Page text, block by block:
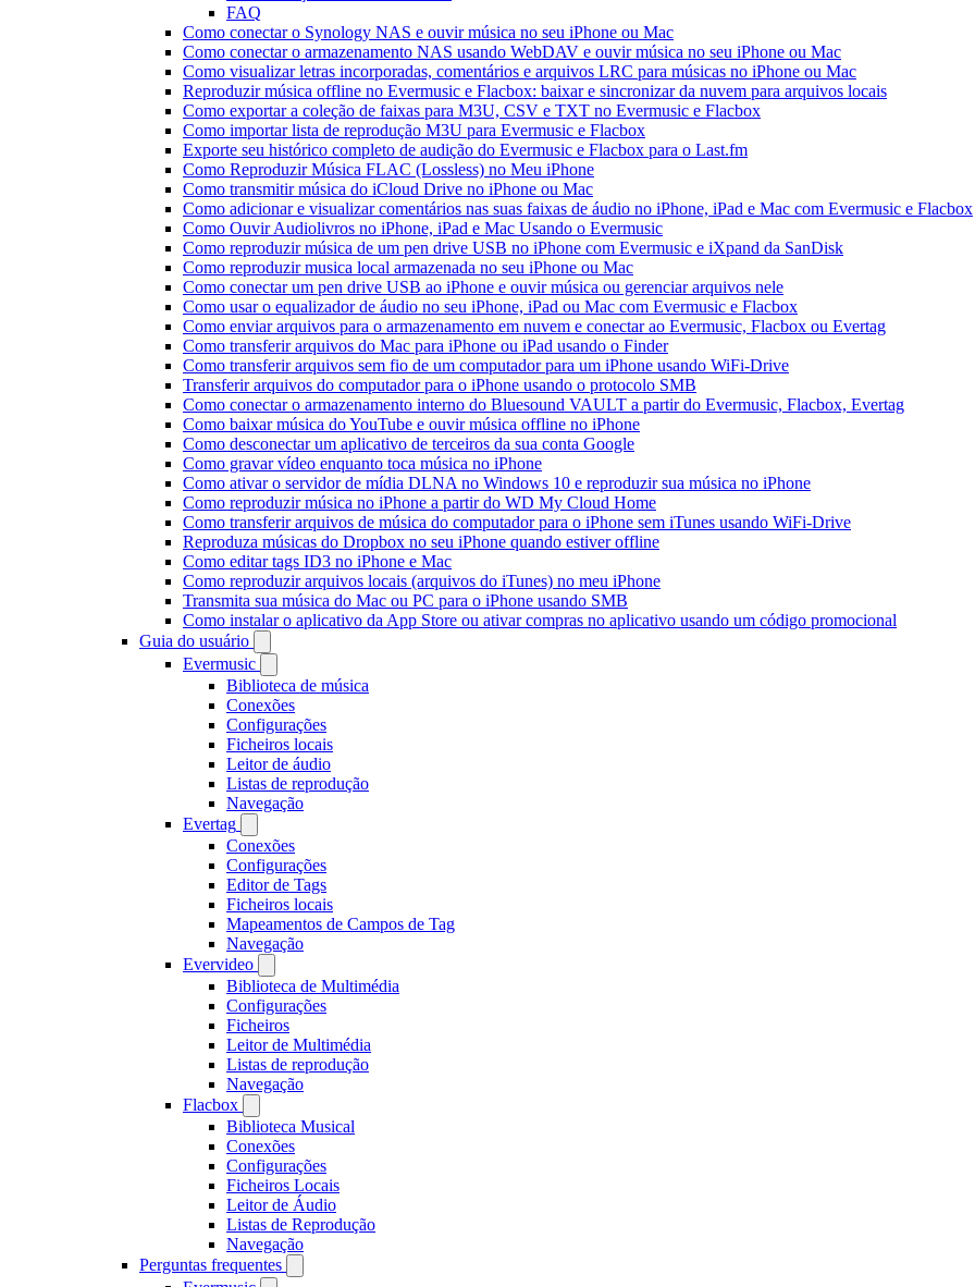
FAQ
Como conectar o Synology NAS e ouvir música no seu iPhone ou Mac
Como conectar o armazenamento NAS usando WebDAV e ouvir música no seu iPhone ou Mac
Como visualizar letras incorporadas, comentários e arquivos LRC para músicas no iPhone ou Mac
Reproduzir música offline no Evermusic e Flacbox: baixar e sincronizar da nuvem para arquivos locais
Como exportar a coleção de faixas para M3U, CSV e TXT no Evermusic e Flacbox
Como importar lista de reprodução M3U para Evermusic e Flacbox
Exporte seu histórico completo de audição do Evermusic e Flacbox para o Last.fm
Como Reproduzir Música FLAC (Lossless) no Meu iPhone
Como transmitir música do iCloud Drive no iPhone ou Mac
Como adicionar e visualizar comentários nas suas faixas de áudio no iPhone, iPad e Mac com Evermusic e Flacbox
Como Ouvir Audiolivros no iPhone, iPad e Mac Usando o Evermusic
Como reproduzir música de um pen drive USB no iPhone com Evermusic e iXpand da SanDisk
Como reproduzir musica local armazenada no seu iPhone ou Mac
Como conectar um pen drive USB ao iPhone e ouvir música ou gerenciar arquivos nele
Como usar o equalizador de áudio no seu iPhone, iPad ou Mac com Evermusic e Flacbox
Como enviar arquivos para o armazenamento em nuvem e conectar ao Evermusic, Flacbox ou Evertag
Como transferir arquivos do Mac para iPhone ou iPad usando o Finder
Como transferir arquivos sem fio de um computador para um iPhone usando WiFi-Drive
Transferir arquivos do computador para o iPhone usando o protocolo SMB
Como conectar o armazenamento interno do Bluesound VAULT a partir do Evermusic, Flacbox, Evertag
Como baixar música do YouTube e ouvir música offline no iPhone
Como desconectar um aplicativo de terceiros da sua conta Google
Como gravar vídeo enquanto toca música no iPhone
Como ativar o servidor de mídia DLNA no Windows 10 e reproduzir sua música no iPhone
Como reproduzir música no iPhone a partir do WD My Cloud Home
Como transferir arquivos de música do computador para o iPhone sem iTunes usando WiFi-Drive
Reproduza músicas do Dropbox no seu iPhone quando estiver offline
Como editar tags ID3 no iPhone e Mac
Como reproduzir arquivos locais (arquivos do iTunes) no meu iPhone
Transmita sua música do Mac ou PC para o iPhone usando SMB
Como instalar o aplicativo da App Store ou ativar compras no aplicativo usando um código promocional
Guia do usuário
Evermusic
Biblioteca de música
Conexões
Configurações
Ficheiros locais
Leitor de áudio
Listas de reprodução
Navegação
Evertag
Conexões
Configurações
Editor de Tags
Ficheiros locais
Mapeamentos de Campos de Tag
Navegação
Evervideo
Biblioteca de Multimédia
Configurações
Ficheiros
Leitor de Multimédia
Listas de reprodução
Navegação
Flacbox
Biblioteca Musical
Conexões
Configurações
Ficheiros Locais
Leitor de Áudio
Listas de Reprodução
Navegação
Perguntas frequentes